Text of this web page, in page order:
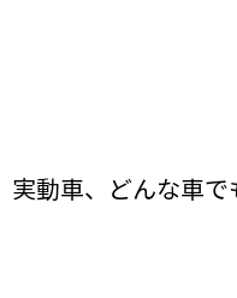
実動車、どんな車で